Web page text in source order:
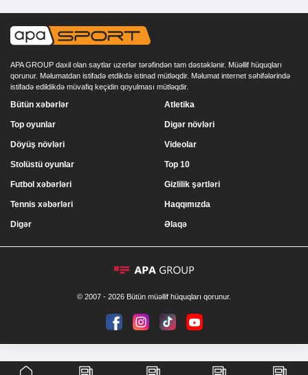
APA GROUP daxil olan saytlar uzerlər tərəfindən tam dəstəklənir. Müəllif hüquqları
qorunur. Məlumatdan istifadə etdikdə istinad mütləqdir. Məlumat internet səhifələrində
istifadə edildikdə müvafiq keçidin qoyulması mütləqdir.
Bütün xəbərlər
Top oyunlar
Döyüş növləri
Stolüstü oyunlar
Atletika
Digər növləri
Videolar
Top 10
Futbol xəbərləri
Tennis xəbərləri
Digər
Gizlilik şərtləri
Haqqımızda
Əlaqə
© 2007 - 2026 Bütün müəllif hüquqları qorunur.